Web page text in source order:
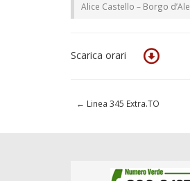
Alice Castello – Borgo d’Ale
Scarica orari
← Linea 345 Extra.TO